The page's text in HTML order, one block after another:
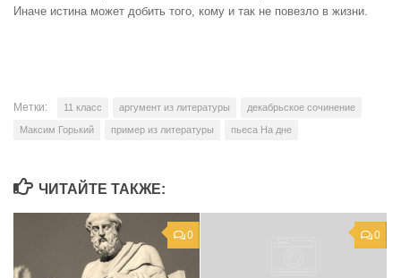
Иначе истина может добить того, кому и так не повезло в жизни.
Метки: 11 класс аргумент из литературы декабрьское сочинение
Максим Горький пример из литературы пьеса На дне
ЧИТАЙТЕ ТАКЖЕ:
0 0